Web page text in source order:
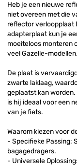
Heb je een nieuwe
niet overeen met die
reflector verloopplaat
adapterplaat kun je
moeiteloos monteren
veel Gazelle-modellen.
De plaat is
zwarte laklaag,
geplaatst kan
is hij ideaal voor een
van je fiets.
Waarom kiezen voor
- Specifieke Passing:
bagagedragers.
- Universele